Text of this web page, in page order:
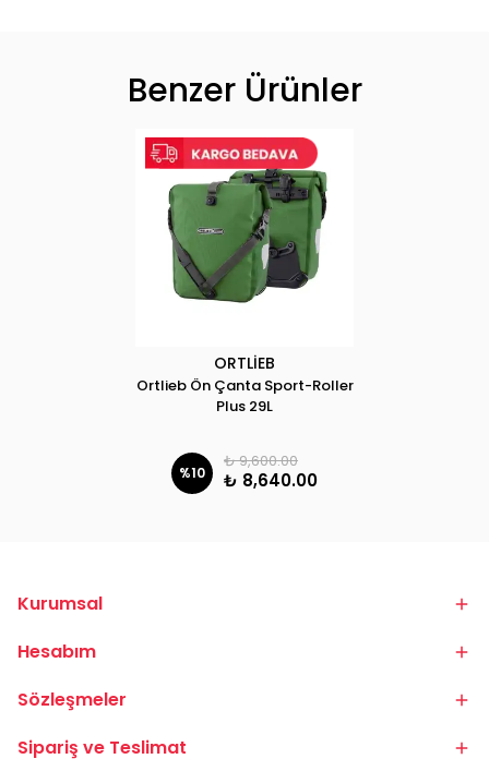
Benzer Ürünler
ORTLİEB
Ortlieb Ön Çanta Sport-Roller
Plus 29L
%10
₺ 9,600.00
₺ 8,640.00
Kurumsal
Hesabım
Sözleşmeler
Sipariş ve Teslimat